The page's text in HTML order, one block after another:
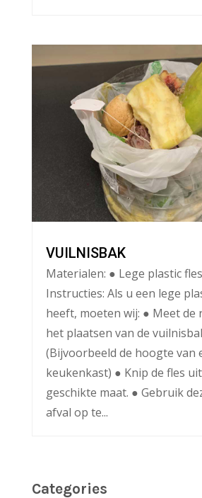
VUILNISBAK
Materialen: ● Lege plastic
Instructies: Als u een lege
heeft, moeten wij: ● Meet de
het plaatsen van de
(Bijvoorbeeld de hoogte van
keukenkast) ● Knip de fles
geschikte maat. ● Gebruik
afval op te...
Categories